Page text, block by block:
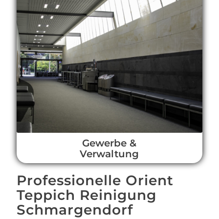
Gewerbe &
Verwaltung
Professionelle Orient
Teppich Reinigung
Schmargendorf